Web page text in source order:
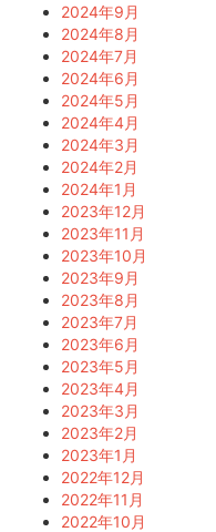
2024年9月
2024年8月
2024年7月
2024年6月
2024年5月
2024年4月
2024年3月
2024年2月
2024年1月
2023年12月
2023年11月
2023年10月
2023年9月
2023年8月
2023年7月
2023年6月
2023年5月
2023年4月
2023年3月
2023年2月
2023年1月
2022年12月
2022年11月
2022年10月